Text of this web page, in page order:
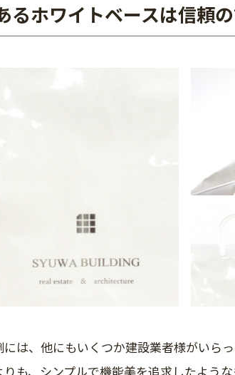
るホワイトベースは信頼
は、他にもいくつか建設業者様がいら
りも、シンプルで機能美を追求したよう